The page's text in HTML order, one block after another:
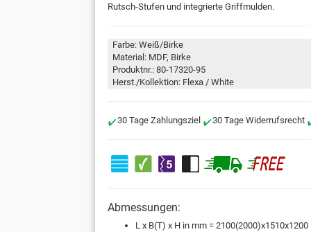
Rutsch-Stufen und integrierte Griffmulden.
Farbe: Weiß/Birke
Material: MDF, Birke
Produktnr.: 80-17320-95
Herst./Kollektion: Flexa / White
30 Tage Zahlungsziel 30 Tage Widerrufsrecht
Abmessungen:
L x B(T) x H in mm = 2100(2000)x1510x1200